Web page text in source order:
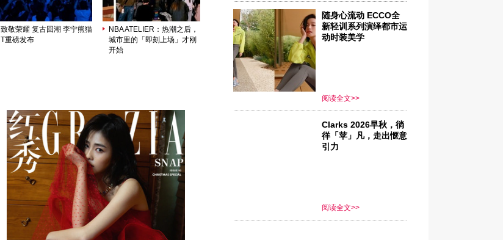
致敬荣耀 复古回潮 李宁熊猫
T重磅发布
NBA ATELIER：热潮之后，
城市里的「即刻上场」才刚
开始
随身心流动 ECCO全
新轻训系列演绎都市运
动时装美学
阅读全文>>
Clarks 2026早秋，徜
徉「苹」凡，走出惬意
引力
阅读全文>>